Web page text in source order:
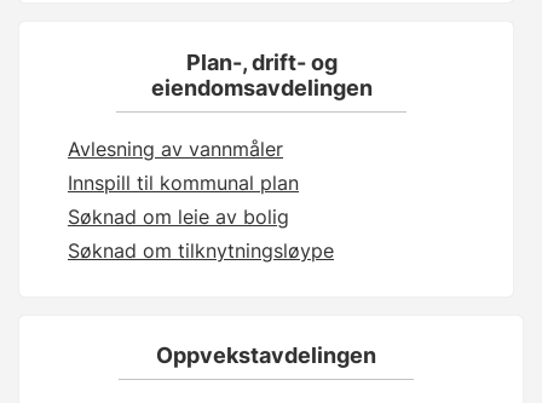
Plan-, drift- og
eiendomsavdelingen
Avlesning av vannmåler
Innspill til kommunal plan
Søknad om leie av bolig
Søknad om tilknytningsløype
Oppvekstavdelingen